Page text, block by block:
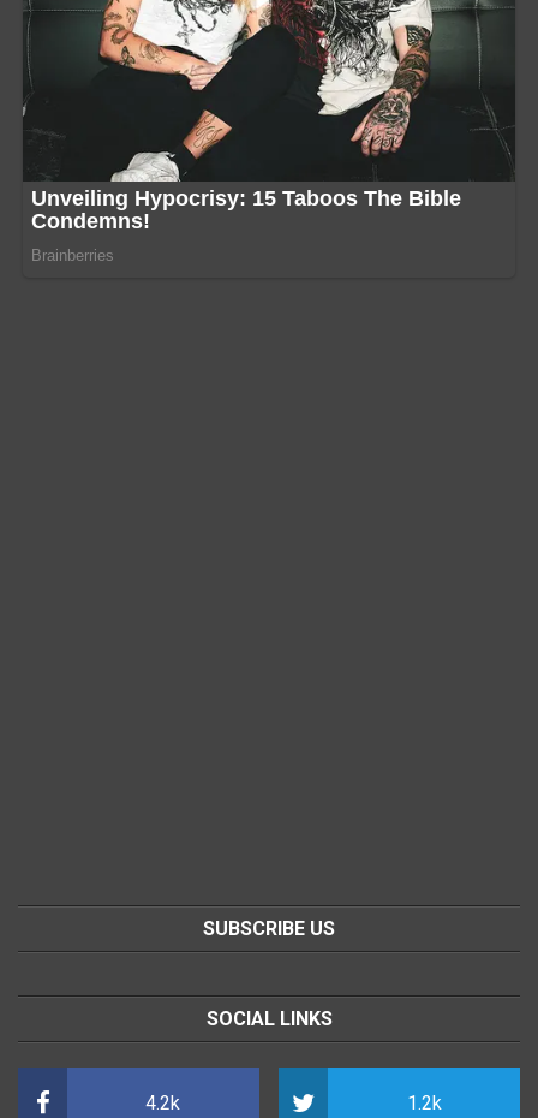
SUBSCRIBE US
SOCIAL LINKS
4.2k 1.2k